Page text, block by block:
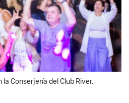
Conserjería del Club River.